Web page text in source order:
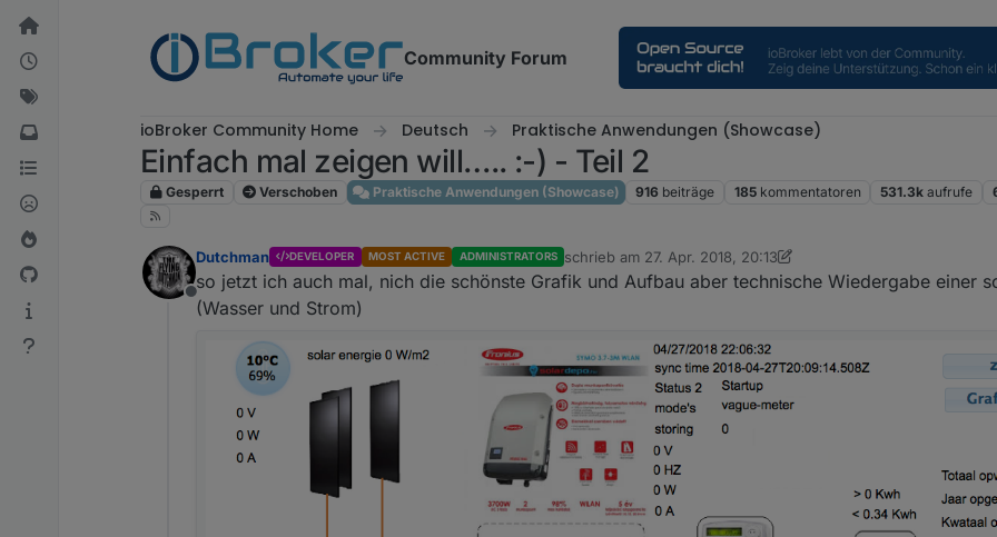
Weiter zum Inhalt
Community Forum
ioBroker Community Home Deutsch Praktische Anwendungen (Showcase)
Einfach mal zeigen will….. :-) - Teil 2
Gesperrt Verschoben Praktische Anwendungen (Showcase) 916 beiträge 185 kommentatoren 531.3k aufrufe
Offline
Dutchman DEVELOPER MOST ACTIVE ADMINISTRATORS schrieb am 27. Apr. 2018, 20:13
zuletzt editiert von Jey Cee
so jetzt ich auch mal, nich die schönste Grafik und Aufbau aber technische Wiedergabe einer
(Wasser und Strom)